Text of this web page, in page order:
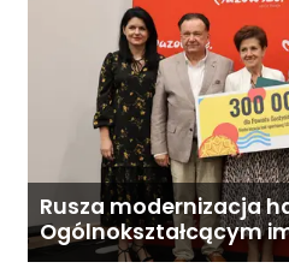
Rusza modernizacja
Ogólnokształcącym
Gostyninie